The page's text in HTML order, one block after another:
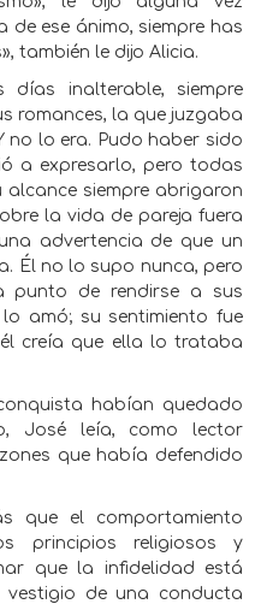
de ese ánimo, siempre has
también le dijo Alicia.
inalterable, siempre
romances, la que juzgaba
no lo era. Pudo haber sido
a expresarlo, pero todas
alcance siempre abrigaron
la vida de pareja fuera
advertencia de que un
Él no lo supo nunca, pero
punto de rendirse a sus
amó; su sentimiento fue
creía que ella lo trataba
habían quedado
José leía, como lector
que había defendido
que el comportamiento
principios religiosos y
que la infidelidad está
de una conducta